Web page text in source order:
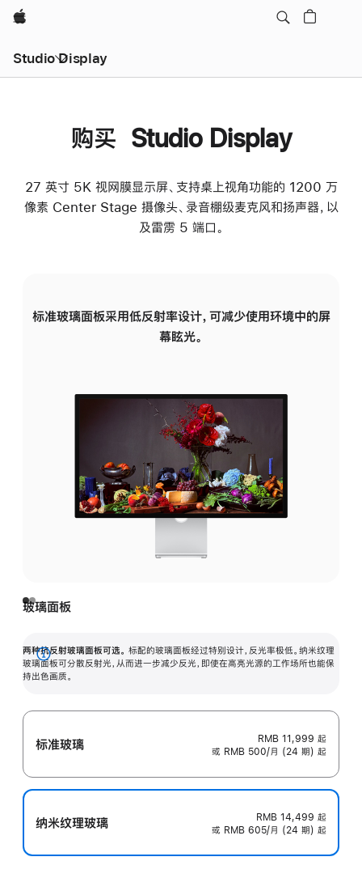
Apple
Studio Display
购买 Studio Display
27 英寸 5K 视网膜显示屏、支持桌上视角功能的 1200 万
像素 Center Stage 摄像头、录音棚级麦克风和扬声器，以
及雷雳 5 端口。
标准玻璃面板采用低反射率设计，可减少使用环境中的屏
幕眩光。
玻璃面板
两种抗反射玻璃面板可选。 标配的玻璃面板经过特别设计，反光率极低。纳米纹理
玻璃面板可分散反射光，从而进一步减少反光，即使在高亮光源的工作场所也能保
持出色画质。
展
开
标准玻璃 RMB 11,999 起
或 RMB 500/月 (24 期) 起
纳米纹理玻璃 RMB 14,499 起
或 RMB 605/月 (24 期) 起